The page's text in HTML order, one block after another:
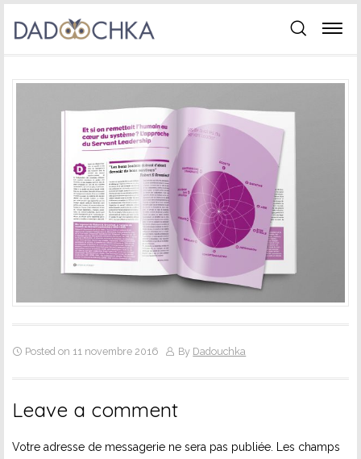
Posted on 11 novembre 2016 By Dadouchka
Leave a comment
Votre adresse de messagerie ne sera pas publiée.
Les champs